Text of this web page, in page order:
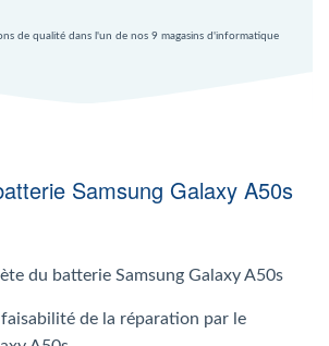
de qualité dans l'un de nos 9 magasins d'informatique
Samsung Galaxy A50s
du batterie Samsung Galaxy A50s
de la réparation par le